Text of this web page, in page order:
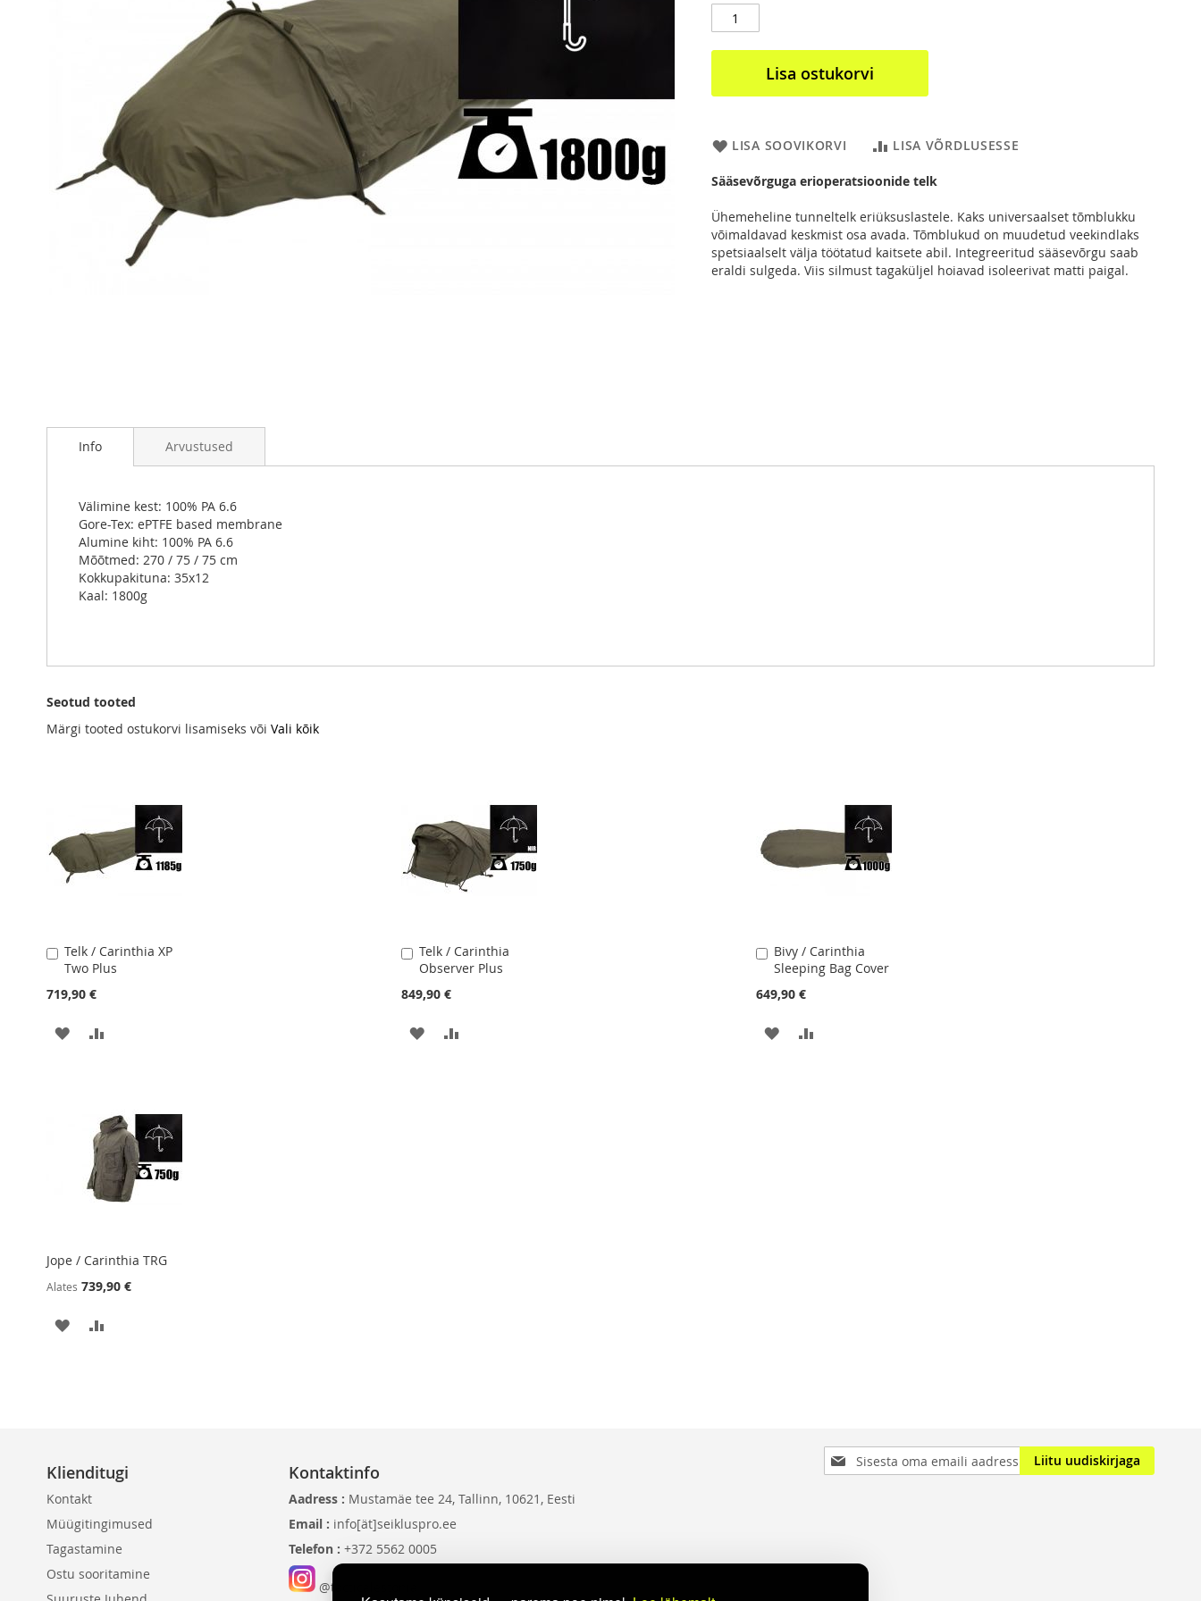
to
images
gallery
Lisa ostukorvi
LISA SOOVIKORVI LISA VÕRDLUSESSE
Sääsevõrguga erioperatsioonide telk
Ühemeheline tunneltelk eriüksuslastele. Kaks universaalset tõmblukku
võimaldavad keskmist osa avada. Tõmblukud on muudetud veekindlaks
spetsiaalselt välja töötatud kaitsete abil. Integreeritud sääsevõrgu saab
eraldi sulgeda. Viis silmust tagaküljel hoiavad isoleerivat matti paigal.
Info
Välimine kest: 100% PA 6.6
Gore-Tex: ePTFE based membrane
Alumine kiht: 100% PA 6.6
Mõõtmed: 270 / 75 / 75 cm
Kokkupakituna: 35x12
Kaal: 1800g
Arvustused
Seotud tooted
Märgi tooted ostukorvi lisamiseks või Vali kõik
Telk / Carinthia XP
Two Plus
719,90 €
Lisa
ostukorvi
LISA
Telk / Carinthia
Observer Plus
849,90 €
Lisa
ostukorvi
LISA
Bivy / Carinthia
Sleeping Bag Cover
649,90 €
Lisa
ostukorvi
LISA
Jope / Carinthia TRG
Alates 739,90 €
LISA
Sign
Up
Liitu uudiskirjaga
Klienditugi
Kontakt
Müügitingimused
Tagastamine
Ostu sooritamine
Kontaktinfo
Aadress : Mustamäe tee 24, Tallinn, 10621, Eesti
Email : info[ät]seikluspro.ee
Telefon : +372 5562 0005
@tacticalestonia